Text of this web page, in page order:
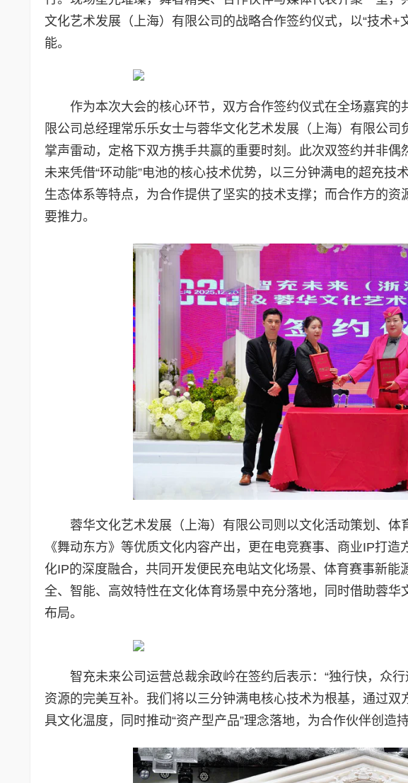
文化艺术发展（上海）有限公司的战略合作签约仪式，以“技术
能。
作为本次大会的核心环节，双方合作签约仪式在全场嘉宾
限公司总经理常乐乐女士与蓉华文化艺术发展（上海）有限公
掌声雷动，定格下双方携手共赢的重要时刻。此次双签约并非
未来凭借“环动能”电池的核心技术优势，以三分钟满电的超充技
生态体系等特点，为合作提供了坚实的技术支撑；而合作方的
要推力。
蓉华文化艺术发展（上海）有限公司则以文化活动策划、
《舞动东方》等优质文化内容产出，更在电竞赛事、商业IP打
化IP的深度融合，共同开发便民充电站文化场景、体育赛事新能
全、智能、高效特性在文化体育场景中充分落地，同时借助蓉
布局。
智充未来公司运营总裁余政岒在签约后表示：“独行快，众
资源的完美互补。我们将以三分钟满电核心技术为根基，通过
具文化温度，同时推动“资产型产品”理念落地，为合作伙伴创造